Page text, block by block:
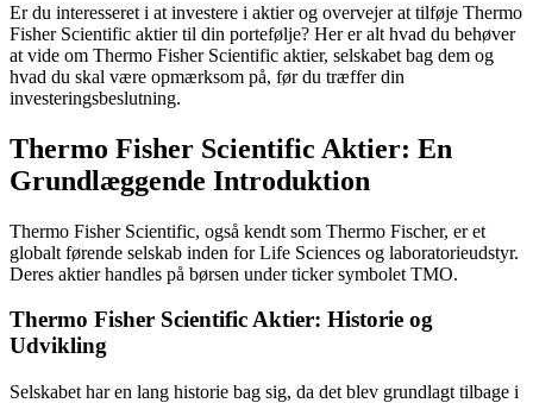
Er du interesseret i at investere i aktier og overvejer at tilføje Thermo
Fisher Scientific aktier til din portefølje? Her er alt hvad du behøver
at vide om Thermo Fisher Scientific aktier, selskabet bag dem og
hvad du skal være opmærksom på, før du træffer din
investeringsbeslutning.
Thermo Fisher Scientific Aktier: En
Grundlæggende Introduktion
Thermo Fisher Scientific, også kendt som Thermo Fischer, er et
globalt førende selskab inden for Life Sciences og laboratorieudstyr.
Deres aktier handles på børsen under ticker symbolet TMO.
Thermo Fisher Scientific Aktier: Historie og
Udvikling
Selskabet har en lang historie bag sig, da det blev grundlagt tilbage i